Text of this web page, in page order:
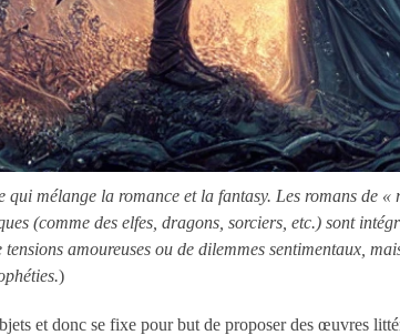
mélange la romance et la fantasy. Les romans de
(comme des elfes, dragons, sorciers, etc.) sont
amoureuses ou de dilemmes sentimentaux,
)
et donc se fixe pour but de proposer des œuvres